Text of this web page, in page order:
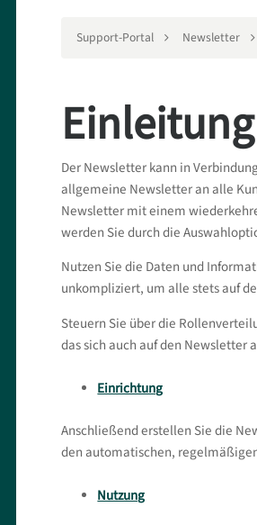
Support-Portal Newsletter
Einleitung
Der Newsletter kann in
allgemeine Newsletter an alle
Newsletter mit einem
werden Sie durch die
Nutzen Sie die Daten und
unkompliziert, um alle stets auf
Steuern Sie über die
das sich auch auf den Newsletter
Einrichtung
Anschließend erstellen Sie die
den automatischen,
Nutzung